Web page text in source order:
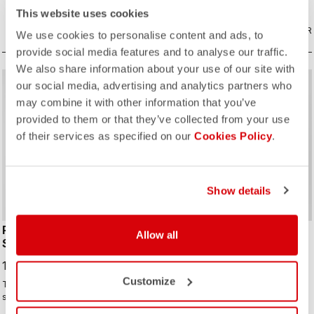
This website uses cookies
We use cookies to personalise content and ads, to
provide social media features and to analyse our traffic.
We also share information about your use of our site with
our social media, advertising and analytics partners who
may combine it with other information that you’ve
provided to them or that they’ve collected from your use
of their services as specified on our Cookies Policy.
Show details
Allow all
Customize
COMPARAR
cubrezapatillas para todo. COMPARAR
PERFETTO RoS W LONG
SLEEVE
199,95 €
The Perfetto ROS LS is back in
stunning new colors, crafted from
repurposed fabrics, solidifying its
sell Summer Sale 25% Off
PERFETTO RoS 3 W
JACKET
187,50 €
La chaqueta perfecta para la
cortaviento, altamente